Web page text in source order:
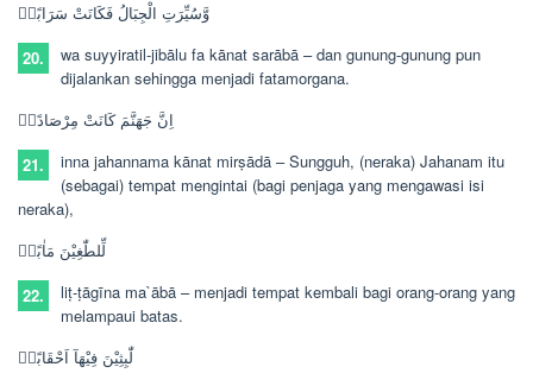
وَّسُيِّرَتِ الْجِبَالُ فَكَانَتْ سَرَابًاۗ
20.
wa suyyiratil-jibālu fa kānat sarābā –dan gunung-gunung pun
dijalankan sehingga menjadi fatamorgana.
اِنَّ جَهَنَّمَ كَانَتْ مِرْصَادًاۙ
21.
inna jahannama kānat mirṣādā –Sungguh, (neraka) Jahanam itu
(sebagai) tempat mengintai (bagi penjaga yang mengawasi isi
neraka),
لِّلطّٰغِيْنَ مَاٰبًاۙ
22.
liṭ-ṭāgīna ma`ābā – menjadi tempat kembali bagi orang-orang yang
melampaui batas.
لّٰبِثِيْنَ فِيْهَآ اَحْقَابًاۚ